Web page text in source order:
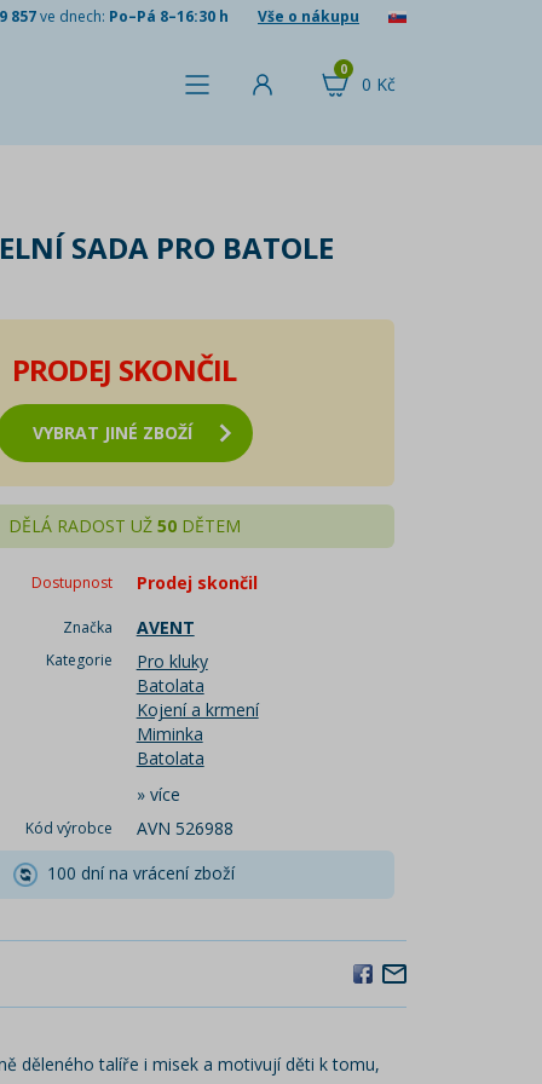
857ve dnech: Po–Pá 8–16:30 h Vše o nákupu
0 Kč
0
SADA PRO BATOLE
PRODEJ SKONČIL
VYBRAT JINÉ ZBOŽÍ
DĚLÁ RADOST UŽ 50DĚTEM
Dostupnost Prodej skončil
Značka AVENT
Kategorie
Pro kluky
Batolata
Kojení a krmení
Miminka
Batolata
» více
Kód výrobce
AVN 526988
100 dní na vrácení zboží
děleného talíře i misek a motivují děti k tomu,